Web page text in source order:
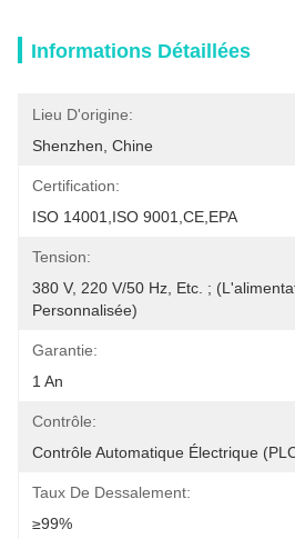
Informations Détaillées
Lieu D'origine:
Shenzhen, Chine
Certification:
ISO 14001,ISO 9001,CE,EPA
Tension:
380 V, 220 V/50 Hz, Etc. ;
Personnalisée)
Garantie:
1 An
Contrôle:
Contrôle Automatique Électrique
Taux De Dessalement:
≥99%